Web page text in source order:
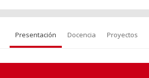
Presentación Docencia Proyectos